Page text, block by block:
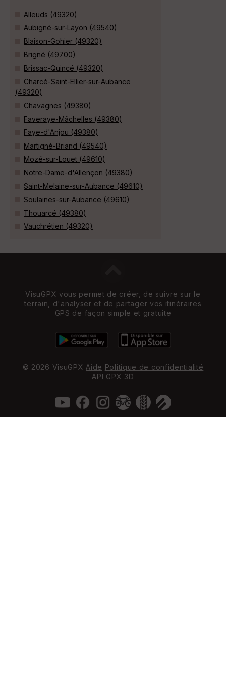
Alleuds (49320)
Aubigné-sur-Layon (49540)
Blaison-Gohier (49320)
Brigné (49700)
Brissac-Quincé (49320)
Charcé-Saint-Ellier-sur-Aubance
(49320)
Chavagnes (49380)
Faveraye-Mâchelles (49380)
Faye-d'Anjou (49380)
Martigné-Briand (49540)
Mozé-sur-Louet (49610)
Notre-Dame-d'Allençon (49380)
Saint-Melaine-sur-Aubance (49610)
Soulaines-sur-Aubance (49610)
Thouarcé (49380)
Vauchrétien (49320)
VisuGPX vous permet de créer, de suivre sur le
terrain, d'analyser et de partager vos itinéraires
GPS de façon simple et gratuite
© 2026 VisuGPXAide Politique de confidentialité
API GPX 3D